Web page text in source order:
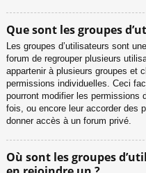
Que sont les groupes
Les groupes d’utilisateurs sont
forum de regrouper plusieurs
appartenir à plusieurs groupes et
permissions individuelles. Ceci
pourront modifier les permissions
fois, ou encore leur accorder des
donner accès à un forum privé.
Où sont les groupes